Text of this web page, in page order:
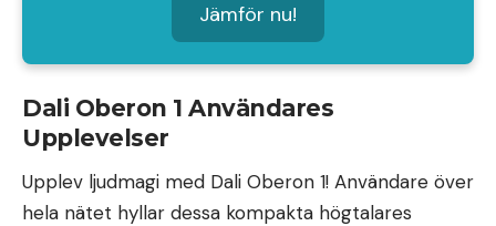
Jämför nu!
Dali Oberon 1 Användares
Upplevelser
Upplev ljudmagi med Dali Oberon 1! Användare över
hela nätet hyllar dessa kompakta högtalares